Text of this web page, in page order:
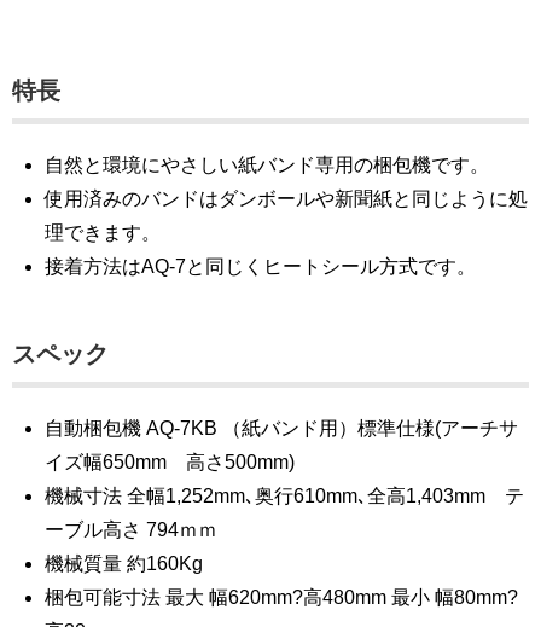
特長
自然と環境にやさしい紙バンド専用の梱包機です。
使用済みのバンドはダンボールや新聞紙と同じように処
理できます。
接着方法はAQ-7と同じくヒートシール方式です。
スペック
自動梱包機 AQ-7KB （紙バンド用）標準仕様(アーチサ
イズ幅650mm 高さ500mm)
機械寸法 全幅1,252mm､奥行610mm､全高1,403mm テ
ーブル高さ 794ｍｍ
機械質量 約160Kg
梱包可能寸法 最大 幅620mm?高480mm 最小 幅80mm?